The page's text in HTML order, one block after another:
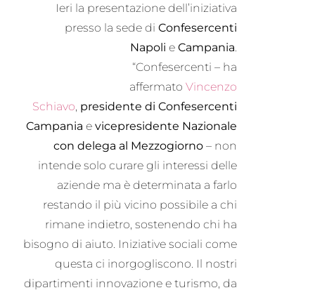
Ieri la presentazione dell’iniziativa
presso la sede diConfesercenti
Napoli eCampania
“Confesercenti – ha
affermatoVincenzo
Schiavo presidente di Confesercenti
Campaniae vicepresidente Nazionale
con delega al Mezzogiorno – non
intende solo curare gli interessi delle
aziende ma è determinata a farlo
restando il più vicino possibile a chi
rimane indietro, sostenendo chi ha
bisogno di aiuto. Iniziative sociali come
questa ci inorgogliscono. Il nostri
dipartimenti innovazione e turismo, da